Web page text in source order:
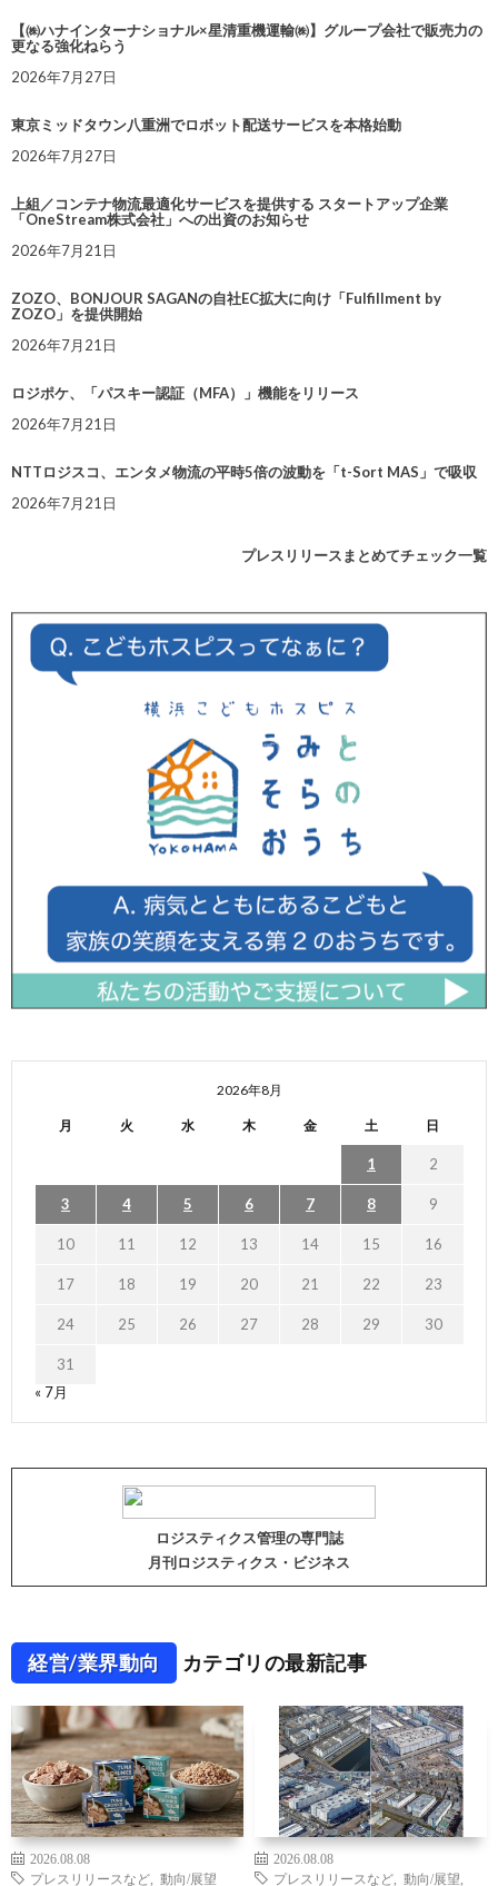
【㈱ハナインターナショナル×星清重機運輸㈱】グループ会社で販売力の
更なる強化ねらう
2026年7月27日
東京ミッドタウン八重洲でロボット配送サービスを本格始動
2026年7月27日
上組／コンテナ物流最適化サービスを提供する スタートアップ企業
「OneStream株式会社」への出資のお知らせ
2026年7月21日
ZOZO、BONJOUR SAGANの自社EC拡大に向け「Fulfillment by
ZOZO」を提供開始
2026年7月21日
ロジポケ、「パスキー認証（MFA）」機能をリリース
2026年7月21日
NTTロジスコ、エンタメ物流の平時5倍の波動を「t-Sort MAS」で吸収
2026年7月21日
プレスリリースまとめてチェック一覧
2026年8月
月 火 水 木 金 土 日
1 2
3 4 5 6 7 8 9
10 11 12 13 14 15 16
17 18 19 20 21 22 23
24 25 26 27 28 29 30
31
« 7月
ロジスティクス管理の専門誌
月刊ロジスティクス・ビジネス
経営/業界動向 カテゴリの最新記事
2026.08.08
プレスリリースなど
動向/展望
2026.08.08
プレスリリースなど
動向/展望